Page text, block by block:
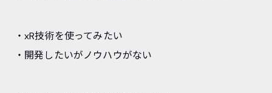
・xR技術を使ってみたい
・開発したいがノウハウがない